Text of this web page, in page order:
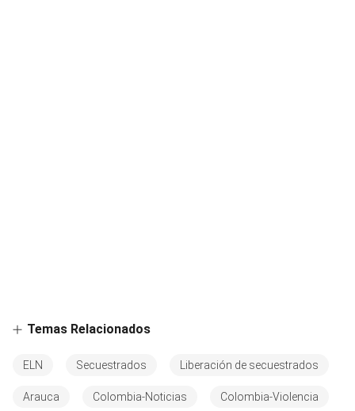
Temas Relacionados
ELN Secuestrados Liberación de secuestrados
Arauca Colombia-Noticias Colombia-Violencia